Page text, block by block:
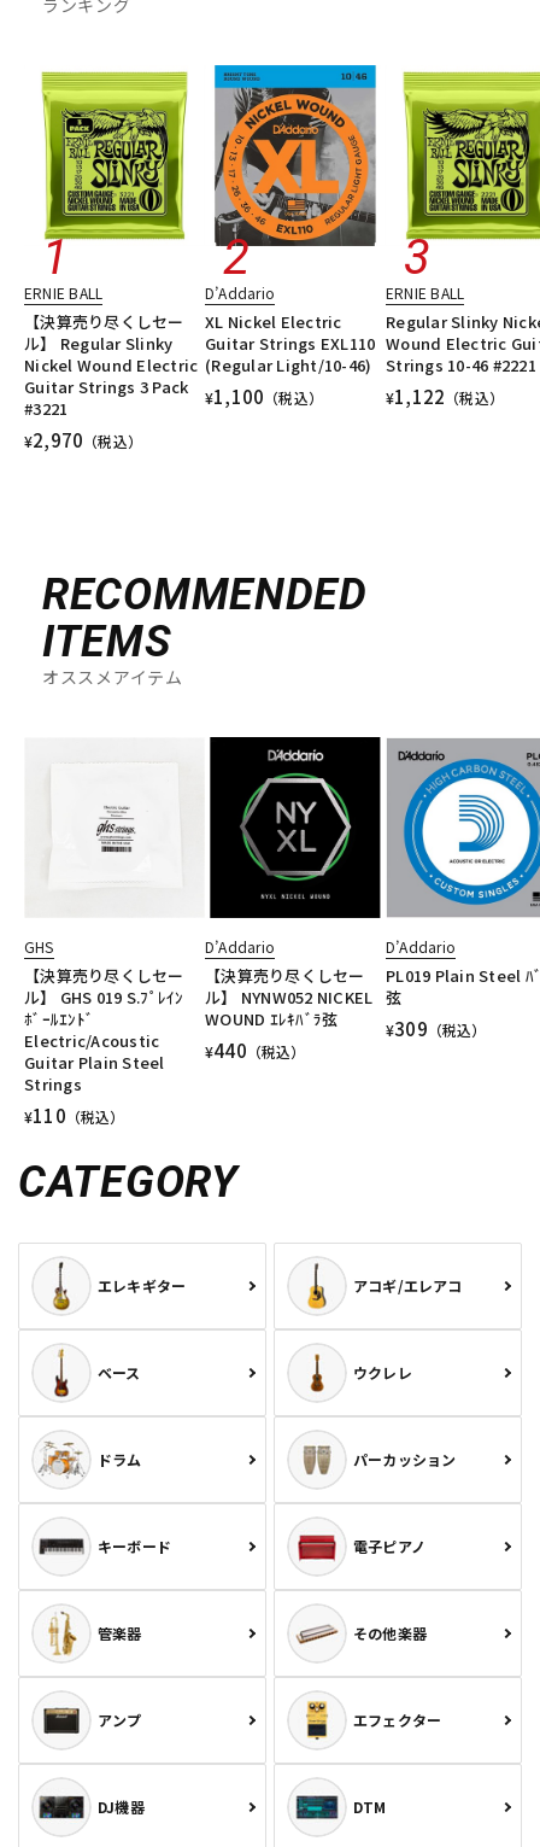
ERNIE BALL
【決算売り尽くしセー
ル】 Regular Slinky
Nickel Wound Electric
Guitar Strings 3 Pack
#3221
¥2,970 （税込）
D’Addario
XL Nickel Electric
Guitar Strings EXL110
(Regular Light/10-46)
¥1,100 （税込）
ERNIE BALL
Regular Slinky
Wound Electric
Strings 10-46 #2221
¥1,122 （税込）
RECOMMENDED
ITEMS
オススメアイテム
GHS
【決算売り尽くしセー
ル】 GHS 019 S.ﾌﾟﾚｲﾝ
ﾎﾞｰﾙｴﾝﾄﾞ
Electric/Acoustic
Guitar Plain Steel
Strings
¥110 （税込）
D’Addario
【決算売り尽くしセー
ル】 NYNW052 NICKEL
WOUND ｴﾚｷﾊﾞﾗ弦
¥440 （税込）
D’Addario
PL019 Plain Steel ﾊ
弦
¥309 （税込）
CATEGORY
エレキギター アコギ/エレアコ
ベース ウクレレ
ドラム パーカッション
キーボード 電子ピアノ
管楽器 その他楽器
アンプ エフェクター
DJ機器 DTM